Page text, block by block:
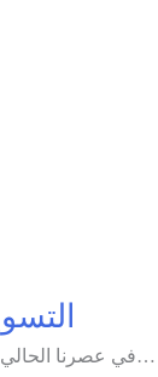
التسويق العقاري:
في عصرنا الحالي، أصبح التسويق العقاري ضرورة لا غنى عنها للشركات العقارية التي تطمح لتحقيق النجاح والتميز في سوق متزايد…